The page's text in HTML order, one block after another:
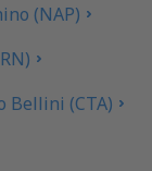
(NAP)
Bellini (CTA)